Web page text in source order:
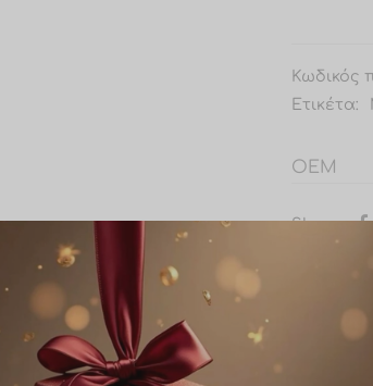
Κωδικός
Ετικέτα:
OEM
Share